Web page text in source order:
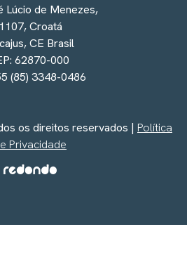
Lúcio de Menezes,
1107, Croatá
CE Brasil
62870-000
(85) 3348-0486
os direitos reservados | Política
Privacidade